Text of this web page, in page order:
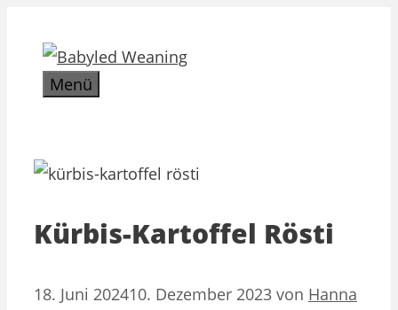
Inhalt
springenMenü
Kürbis-Kartoffel Rösti
18. Juni 202410. Dezember 2023 von Hanna